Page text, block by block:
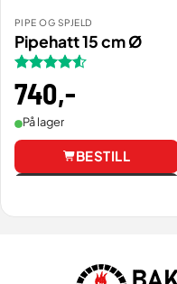
PIPE OG SPJELD
Pipehatt 15 cm Ø
Vurdert
4.5av 5
740,-
På lager
BESTILL